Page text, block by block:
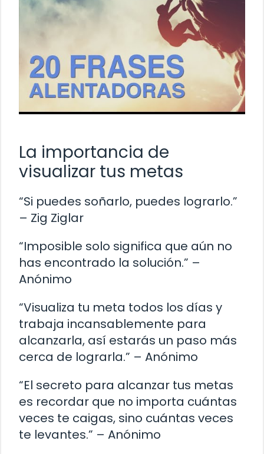
La importancia de
visualizar tus metas
“Si puedes soñarlo, puedes lograrlo.”
– Zig Ziglar
“Imposible solo significa que aún no
has encontrado la solución.” –
Anónimo
“Visualiza tu meta todos los días y
trabaja incansablemente para
alcanzarla, así estarás un paso más
cerca de lograrla.” – Anónimo
“El secreto para alcanzar tus metas
es recordar que no importa cuántas
veces te caigas, sino cuántas veces
te levantes.” – Anónimo